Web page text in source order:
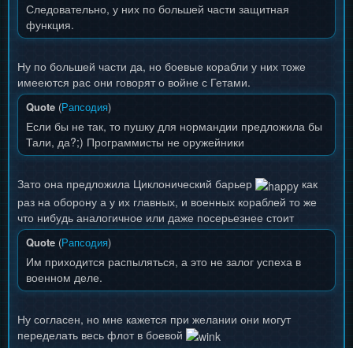
Следовательно, у них по большей части защитная
функция.
Ну по большей части да, но боевые корабли у них тоже
имееются рас они говорят о войне с Гетами.
Quote (Рапсодия)
Если бы не так, то пушку для нормандии предложила бы
Тали, да?;) Программисты не оружейники
Зато она предложила Циклонический барьер
как
раз на оборону а у их главных, и военных кораблей то же
что нибудь аналогичное или даже посерьезнее стоит
Quote (Рапсодия)
Им приходится распыляться, а это не залог успеха в
военном деле.
Ну согласен, но мне кажется при желании они могут
переделать весь флот в боевой